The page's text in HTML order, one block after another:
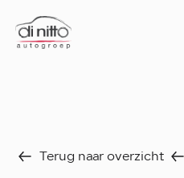
Aanbod
Terug naar overzicht